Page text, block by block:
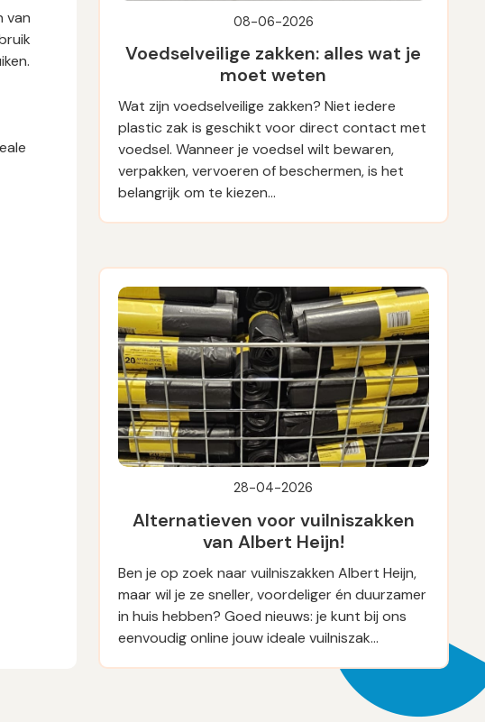
van
08-06-2026
Voedselveilige zakken: alles wat je
moet weten
Wat zijn voedselveilige zakken? Niet iedere
plastic zak is geschikt voor direct contact met
voedsel. Wanneer je voedsel wilt bewaren,
verpakken, vervoeren of beschermen, is het
belangrijk om te kiezen…
28-04-2026
Alternatieven voor vuilniszakken
van Albert Heijn!
Ben je op zoek naar vuilniszakken Albert Heijn,
maar wil je ze sneller, voordeliger én duurzamer
in huis hebben? Goed nieuws: je kunt bij ons
eenvoudig online jouw ideale vuilniszak…